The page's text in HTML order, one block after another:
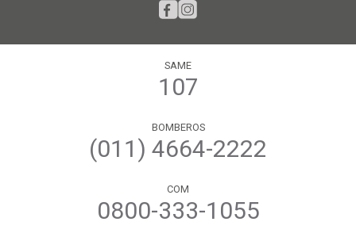
SAME
107
BOMBEROS
(011) 4664-2222
COM
0800-333-1055